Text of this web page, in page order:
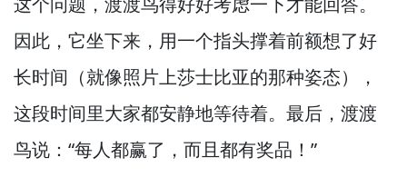
因此， 它坐下来， 用一个指头撑着前额想了好
长时间（就像照片上莎士比亚的那种姿态），
这段时间里大家都安静地等待着。 最后， 渡渡
鸟说：“每人都赢了， 而且都有奖品！”